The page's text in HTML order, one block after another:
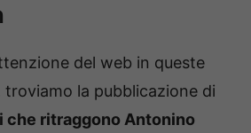
del web in queste
troviamo la pubblicazione di
che ritraggono Antonino